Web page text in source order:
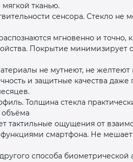
мягкой тканью.
сенсора. Стекло не
мгновенно и точно,
Покрытие минимизирует
не мутнеют, не
и защитные качества
Толщина стекла
объёма
тактильные ощущения от
смартфона. Не
способа биометрической